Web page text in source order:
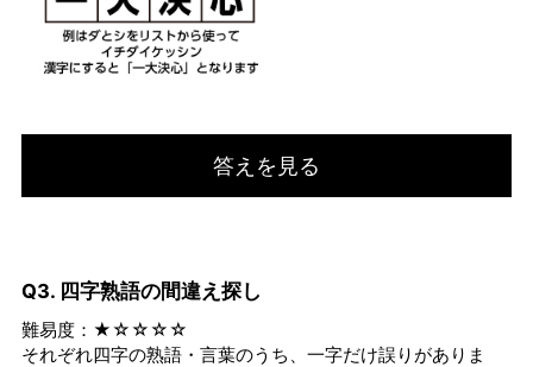
答えを見る
Q3. 四字熟語の間違え探し
難易度：★☆☆☆☆
それぞれ四字の熟語・言葉のうち、一字だけ誤りがありま